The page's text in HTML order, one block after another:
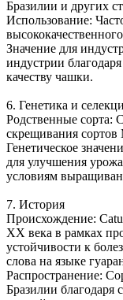
Бразилии и других
Использование:
Значение для
индустрии
качеству чашки.
6. Генетика и
Родственные сорта:
скрещивания
Генетическое
для улучшения
условиям
7. История
Происхождение:
XX века в рамках
устойчивости к
слова на языке
Распространение:
Бразилии благодаря